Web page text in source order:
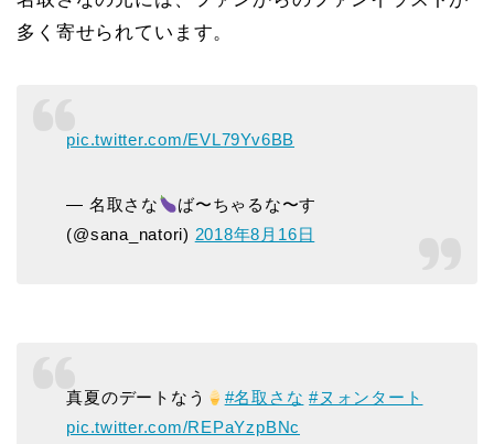
多く寄せられています。
pic.twitter.com/EVL79Yv6BB
— 名取さな
ば〜ちゃるな〜す
(@sana_natori) 2018年8月16日
真夏のデートなう #名取さな #ヌォンタート
pic.twitter.com/REPaYzpBNc